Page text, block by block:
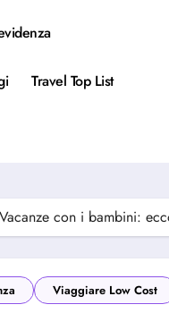
Travel Top List
Vacanze con i bambini:
Viaggiare Low Cost